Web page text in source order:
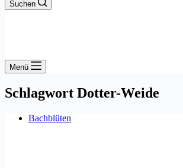
Suchen
Menü
Schlagwort Dotter-Weide
Bachblüten